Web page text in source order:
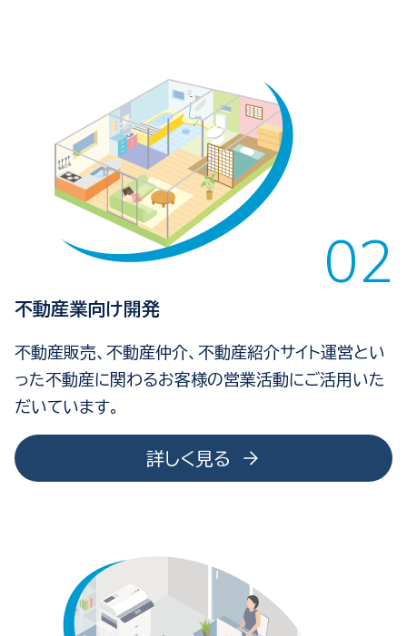
不動産業向け開発
不動産販売、不動産仲介、不動産紹介サイト運営とい
った不動産に関わるお客様の営業活動にご活用いた
だいています。
詳しく見る